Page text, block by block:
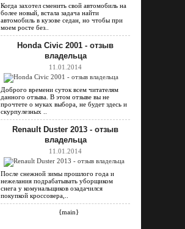
Когда захотел сменить свой автомобиль на
более новый, встала задача найти
автомобиль в кузове седан, но чтобы при
моем росте без..
Honda Civic 2001 - отзыв
владельца
11.01.2014
Доброго времени суток всем читателям
данного отзыва. В этом отзыве вы не
прочтете о муках выбора, не будет здесь и
скурпулезных ..
Renault Duster 2013 - отзыв
владельца
11.01.2014
После снежной зимы прошлого года и
нежелания подрабатывать уборщиком
снега у комунальщиков озадачился
покупкой кроссовера,..
{main}